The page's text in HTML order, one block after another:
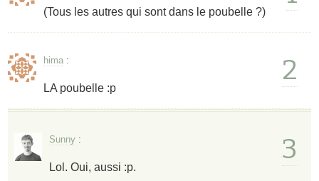
(Tous les autres qui sont dans le poubelle ?)
2
hima :
LA poubelle :p
3
Sunny :
Lol. Oui, aussi :p.